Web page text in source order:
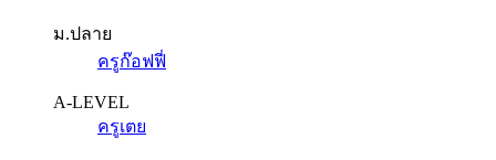
ม.ปลาย
ครูก๊อฟฟี่
A-LEVEL
ครูเตย